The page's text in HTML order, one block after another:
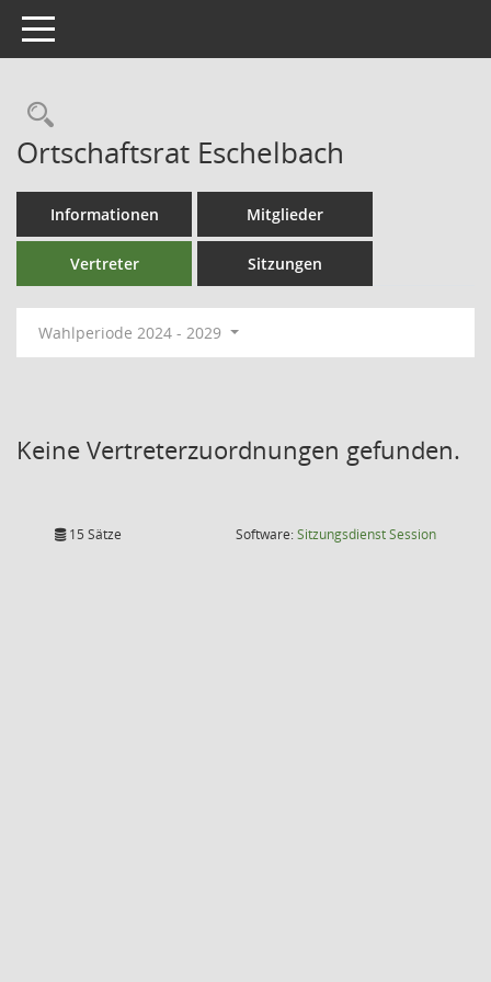
Toggle navigation
Ortschaftsrat Eschelbach
Informationen Mitglieder
Vertreter Sitzungen
Wahlperiode 2024 - 2029
Keine Vertreterzuordnungen gefunden.
15 Sätze Software:SitzungsdienstSession(Wird in